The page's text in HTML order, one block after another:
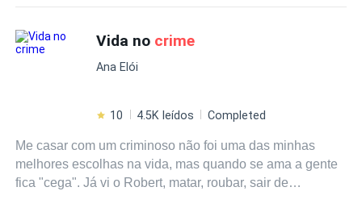
Vida no crime
Ana Elói
10 4.5K leídos Completed
Me casar com um criminoso não foi uma das minhas
melhores escolhas na vida, mas quando se ama a gente
fica "cega". Já vi o Robert, matar, roubar, sair de